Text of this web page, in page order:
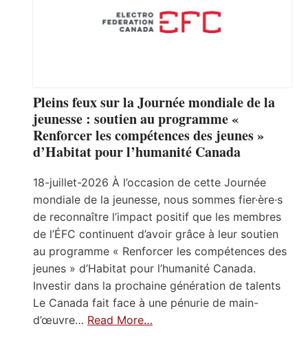
Pleins feux sur la Journée mondiale de la
jeunesse : soutien au programme «
Renforcer les compétences des jeunes »
d’Habitat pour l’humanité Canada
18-juillet-2026 À l’occasion de cette Journée
mondiale de la jeunesse, nous sommes fier·ère·s
de reconnaître l’impact positif que les membres
de l’ÉFC continuent d’avoir grâce à leur soutien
au programme « Renforcer les compétences des
jeunes » d’Habitat pour l’humanité Canada.
Investir dans la prochaine génération de talents
Le Canada fait face à une pénurie de main-
d’œuvre… Read More…